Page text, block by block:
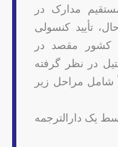
مدارک در
تأیید کنسولی
کشور مقصد در
در نظر گرفته
شامل مراحل زیر
یک دارالترجمه